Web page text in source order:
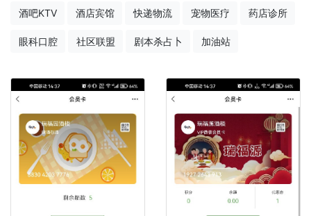
酒吧KTV 酒店宾馆 快递物流 宠物医疗 药店诊所
眼科口腔 社区联盟 剧本杀占卜 加油站